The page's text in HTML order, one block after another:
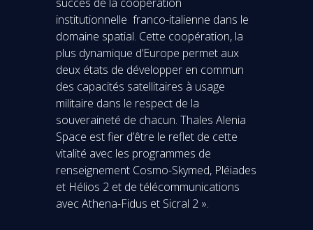
institutionnelle franco-italienne dans le
domaine spatial. Cette coopération, la
plus dynamique d’Europe permet aux
deux états de développer en commun
des capacités satellitaires à usage
militaire dans le respect de la
souveraineté de chacun. Thales Alenia
Space est fier d’être le reflet de cette
vitalité avec les programmes de
renseignement Cosmo-Skymed, Pléiades
et Hélios 2 et de télécommunications
avec Athena-Fidus et Sicral 2 ».